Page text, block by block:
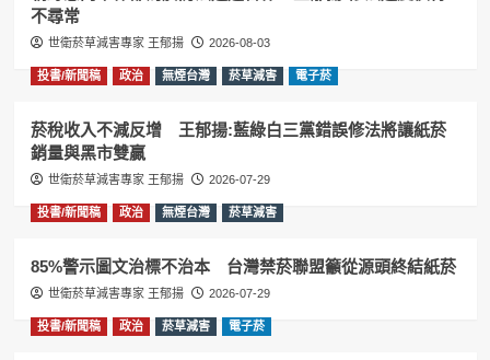
不尋常
世衛菸草減害專家 王郁揚 2026-08-03
投書/新聞稿 政治 無煙台灣 菸草減害 電子菸
菸稅收入不減反增 王郁揚:藍綠白三黨錯誤修法將讓紙菸
銷量與黑市雙贏
世衛菸草減害專家 王郁揚 2026-07-29
投書/新聞稿 政治 無煙台灣 菸草減害
85%警示圖文治標不治本 台灣禁菸聯盟籲從源頭終結紙菸
世衛菸草減害專家 王郁揚 2026-07-29
投書/新聞稿 政治 菸草減害 電子菸